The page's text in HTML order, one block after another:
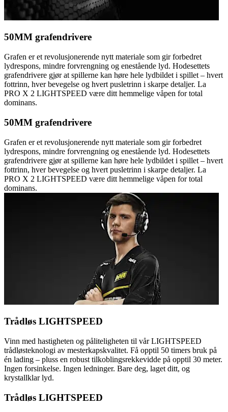
50MM grafendrivere
Grafen er et revolusjonerende nytt materiale som gir forbedret
lydrespons, mindre forvrengning og enestående lyd. Hodesettets
grafendrivere gjør at spillerne kan høre hele lydbildet i spillet – hvert
fottrinn, hver bevegelse og hvert pusletrinn i skarpe detaljer. La
PRO X 2 LIGHTSPEED være ditt hemmelige våpen for total
dominans.
50MM grafendrivere
Grafen er et revolusjonerende nytt materiale som gir forbedret
lydrespons, mindre forvrengning og enestående lyd. Hodesettets
grafendrivere gjør at spillerne kan høre hele lydbildet i spillet – hvert
fottrinn, hver bevegelse og hvert pusletrinn i skarpe detaljer. La
PRO X 2 LIGHTSPEED være ditt hemmelige våpen for total
dominans.
Trådløs LIGHTSPEED
Vinn med hastigheten og påliteligheten til vår LIGHTSPEED
trådløsteknologi av mesterkapskvalitet. Få opptil 50 timers bruk på
én lading – pluss en robust tilkoblingsrekkevidde på opptil 30 meter.
Ingen forsinkelse. Ingen ledninger. Bare deg, laget ditt, og
krystallklar lyd.
Trådløs LIGHTSPEED